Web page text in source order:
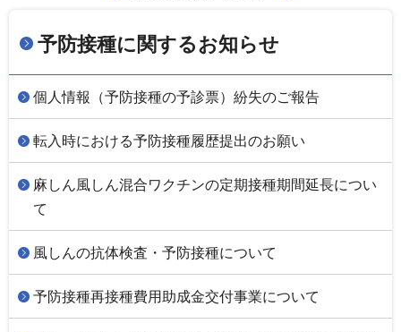
予防接種に関するお知らせ
個人情報（予防接種の予診票）紛失のご報告
転入時における予防接種履歴提出のお願い
麻しん風しん混合ワクチンの定期接種期間延長につい
て
風しんの抗体検査・予防接種について
予防接種再接種費用助成金交付事業について